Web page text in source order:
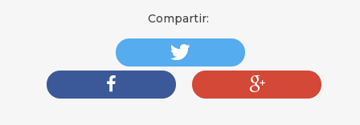
Compartir: